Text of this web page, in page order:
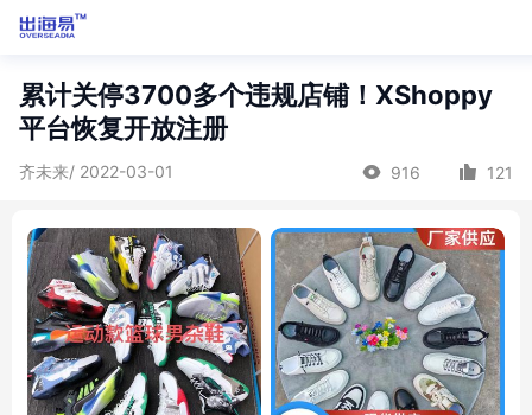
累计关停3700多个违规店铺！XShoppy
平台恢复开放注册
齐未来/ 2022-03-01 916 121